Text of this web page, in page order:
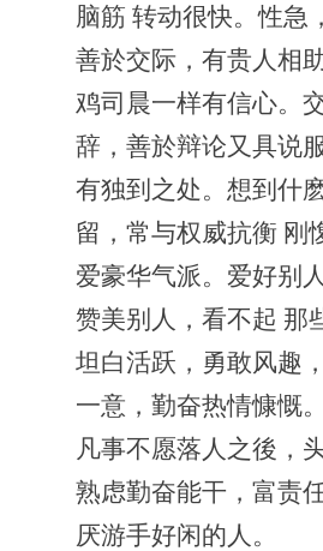
脑筋 转动很快。性急
善於交际，有贵人相
鸡司晨一样有信心。
辞，善於辩论又具说
有独到之处。想到什
留，常与权威抗衡 刚
爱豪华气派。爱好别
赞美别人，看不起 那
坦白活跃，勇敢风趣
一意，勤奋热情慷慨
凡事不愿落人之後，
熟虑勤奋能干，富责
厌游手好闲的人。